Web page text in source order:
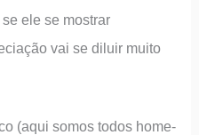
ele se mostrar
vai se diluir muito
(aqui somos todos home-